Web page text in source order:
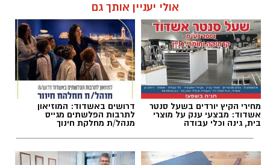
תגים:אשדוד, נמל אשדוד
אולי יעניין אותך גם
מחירי הקיץ יורדים בשעל סנטר
אשדוד: מבצעי ענק על מוצרי
בית, גינה וכלי עבודה
דרושים באשדוד: המוזיאון
לתרבות הפלשתים מגייס
מנהל/ת מחלקת חינוך